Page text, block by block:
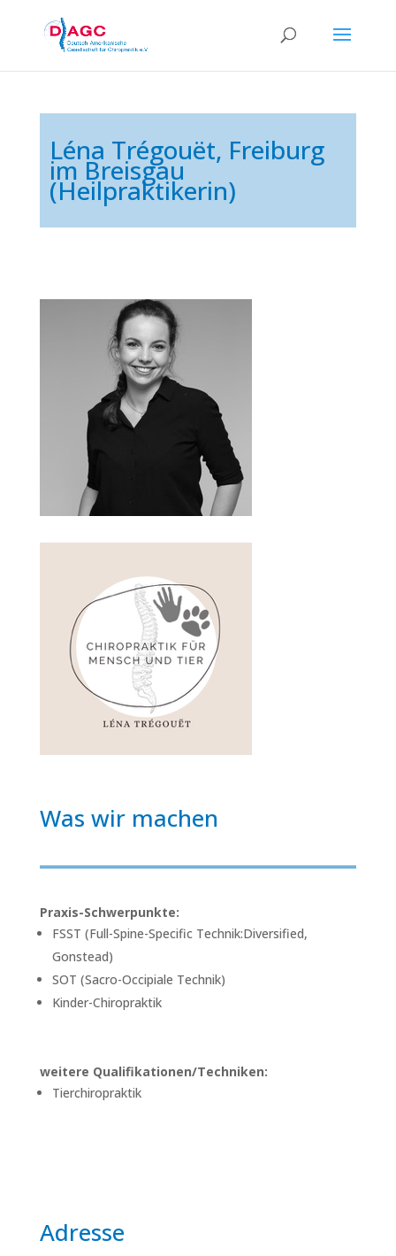
Léna Trégouët, Freiburg
im Breisgau
(Heilpraktikerin)
Was wir machen
Praxis-Schwerpunkte:
FSST (Full-Spine-Specific Technik:Diversified,
Gonstead)
SOT (Sacro-Occipiale Technik)
Kinder-Chiropraktik
weitere Qualifikationen/Techniken:
Tierchiropraktik
Adresse